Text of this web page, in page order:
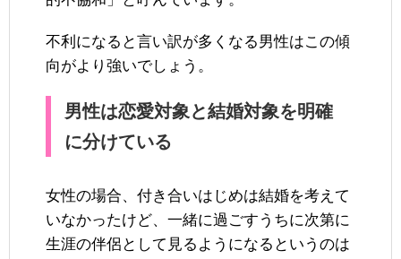
不利になると言い訳が多くなる男性はこの傾
向がより強いでしょう。
男性は恋愛対象と結婚対象を明確
に分けている
女性の場合、付き合いはじめは結婚を考えて
いなかったけど、一緒に過ごすうちに次第に
生涯の伴侶として見るようになるというのは